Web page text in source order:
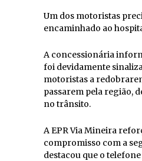
Um dos motoristas
encaminhado ao
A concessionária
foi devidamente
motoristas a
passarem pela região,
no trânsito.
A EPR Via Mineira
compromisso com a
destacou que o